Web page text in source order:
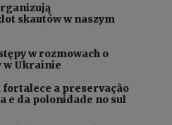
skautów w naszym
w rozmowach o
w Ukrainie
fortalece a preservação
e da polonidade no sul